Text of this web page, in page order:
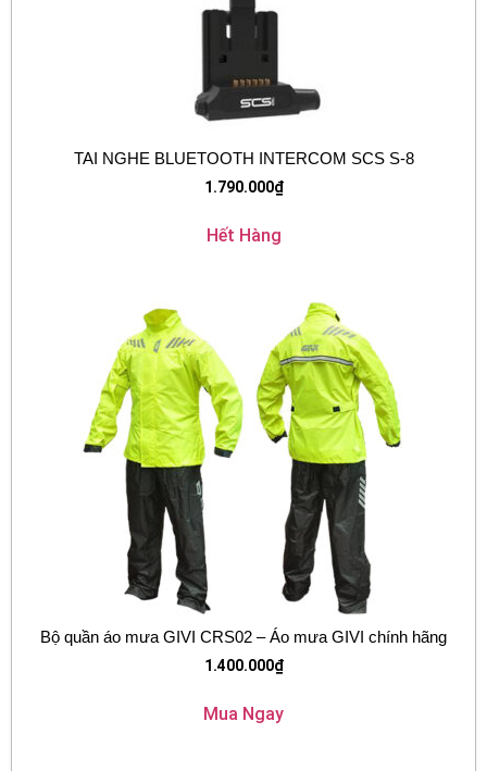
TAI NGHE BLUETOOTH INTERCOM SCS S-8
1.790.000₫
Hết Hàng
Bộ quần áo mưa GIVI CRS02 – Áo mưa GIVI chính hãng
1.400.000₫
Mua Ngay